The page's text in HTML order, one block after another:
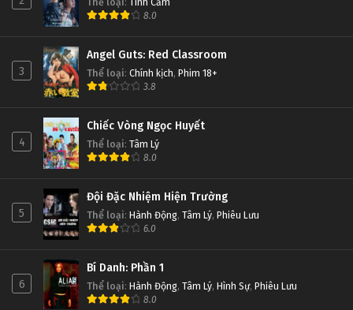
8.0
3
Angel Guts: Red Classroom
Thể loại: Chính kịch, Phim 18+
3.8
4
Chiếc Vòng Ngọc Huyết
Thể loại: Tâm Lý
8.0
5
Đội Đặc Nhiệm Hiện Trường
Thể loại: Hành Động, Tâm Lý, Phiêu Lưu
6.0
6
Bí Danh: Phần 1
Thể loại: Hành Động, Tâm Lý, Hình Sự, Phiêu Lưu
8.0